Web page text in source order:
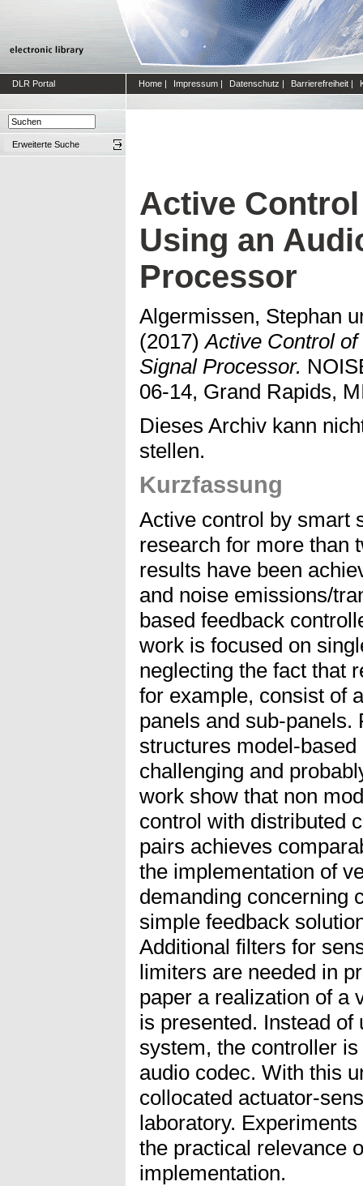
DLR Portal Home | Impressum | Datenschutz | Barrierefreiheit |
Erweiterte Suche
Active
Using an
Processor
Algermissen, Stephan
(2017)Active Control
Signal Processor.
06-14, Grand Rapids,
Dieses Archiv kann
stellen.
Kurzfassung
Active control by smart
research for more than
results have been
and noise emissions/
based feedback
work is focused on
neglecting the fact that
for example, consist of
panels and sub-panels.
structures model-
challenging and
work show that non
control with distributed
pairs achieves
the implementation of
demanding concerning
simple feedback
Additional filters for
limiters are needed in
paper a realization of a
is presented. Instead
system, the controller
audio codec. With this
collocated actuator-
laboratory.
the practical relevance
implementation.